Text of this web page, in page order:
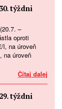
týždni
–
oproti
l, na úroveň
na úroveň
Čítaj dalej
týždni